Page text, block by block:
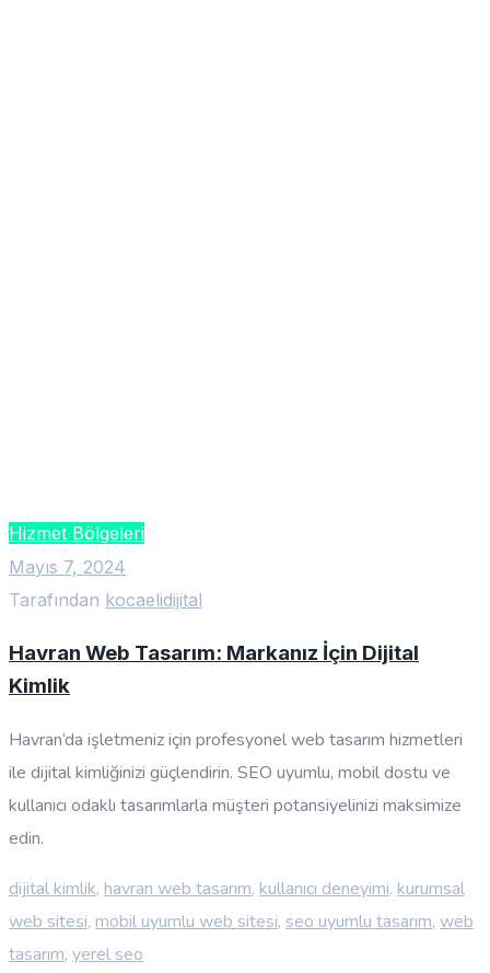
Hizmet Bölgeleri
Mayıs 7, 2024
Tarafından kocaelidijital
Havran Web Tasarım: Markanız İçin Dijital
Kimlik
Havran’da işletmeniz için profesyonel web tasarım hizmetleri
ile dijital kimliğinizi güçlendirin. SEO uyumlu, mobil dostu ve
kullanıcı odaklı tasarımlarla müşteri potansiyelinizi maksimize
edin.
dijital kimlik, havran web tasarım, kullanıcı deneyimi, kurumsal
web sitesi, mobil uyumlu web sitesi, seo uyumlu tasarım, web
tasarım, yerel seo